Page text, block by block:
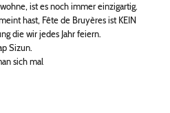
ist es noch immer einzigartig.
hast, Fête de Bruyères ist KEIN
die wir jedes Jahr feiern.
Sizun.
sich mal